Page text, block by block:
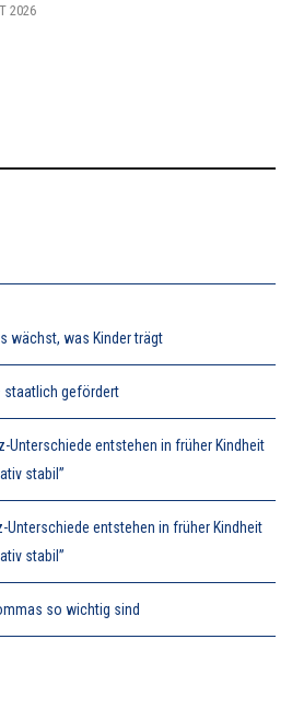
2026
wächst, was Kinder trägt
staatlich gefördert
Unterschiede entstehen in früher Kindheit
stabil”
Unterschiede entstehen in früher Kindheit
stabil”
so wichtig sind